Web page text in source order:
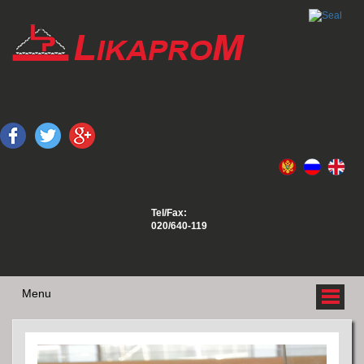
Tel/Fax:
020/640-119
Menu